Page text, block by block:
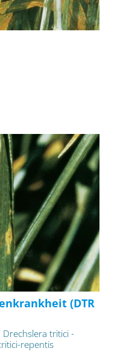
(DTR
tritici -
repentis